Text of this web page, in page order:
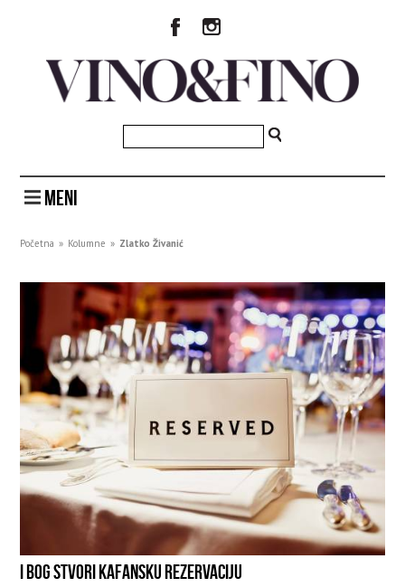
MENI
Početna » Kolumne » Zlatko Živanić
I BOG STVORI KAFANSKU REZERVACIJU